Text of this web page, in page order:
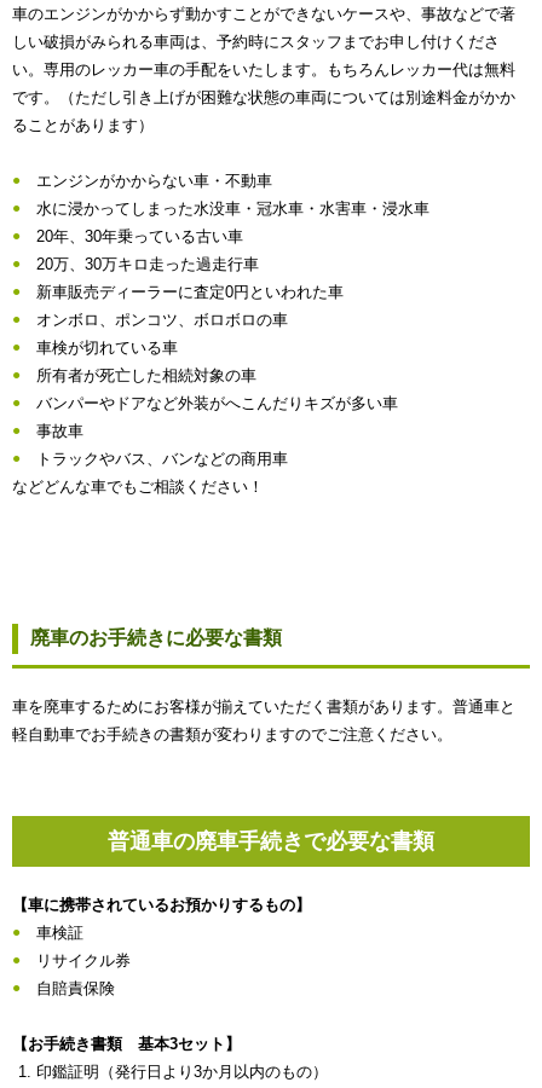
車のエンジンがかからず動かすことができないケースや、事故などで著
しい破損がみられる車両は、予約時にスタッフまでお申し付けくださ
い。専用のレッカー車の手配をいたします。もちろんレッカー代は無料
です。（ただし引き上げが困難な状態の車両については別途料金がかか
ることがあります）
エンジンがかからない車・不動車
水に浸かってしまった水没車・冠水車・水害車・浸水車
20年、30年乗っている古い車
20万、30万キロ走った過走行車
新車販売ディーラーに査定0円といわれた車
オンボロ、ポンコツ、ボロボロの車
車検が切れている車
所有者が死亡した相続対象の車
バンパーやドアなど外装がへこんだりキズが多い車
事故車
トラックやバス、バンなどの商用車
などどんな車でもご相談ください！
廃車のお手続きに必要な書類
車を廃車するためにお客様が揃えていただく書類があります。普通車と
軽自動車でお手続きの書類が変わりますのでご注意ください。
普通車の廃車手続きで必要な書類
【車に携帯されているお預かりするもの】
車検証
リサイクル券
自賠責保険
【お手続き書類 基本3セット】
印鑑証明（発行日より3か月以内のもの）